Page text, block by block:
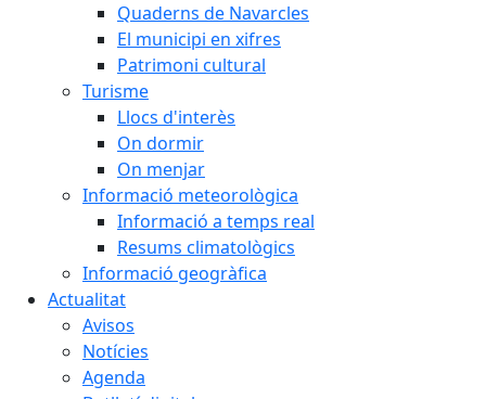
Quaderns de Navarcles
El municipi en xifres
Patrimoni cultural
Turisme
Llocs d'interès
On dormir
On menjar
Informació meteorològica
Informació a temps real
Resums climatològics
Informació geogràfica
Actualitat
Avisos
Notícies
Agenda